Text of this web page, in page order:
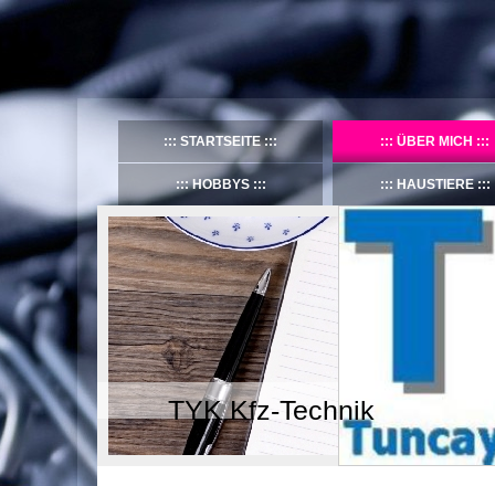
STARTSEITE ÜBER MICH
HOBBYS HAUSTIERE
TYK Kfz-Technik